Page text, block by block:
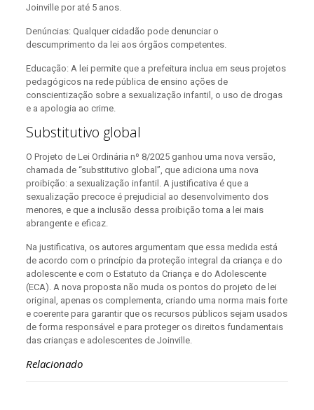
Joinville por até 5 anos.
Denúncias: Qualquer cidadão pode denunciar o
descumprimento da lei aos órgãos competentes.
Educação: A lei permite que a prefeitura inclua em seus projetos
pedagógicos na rede pública de ensino ações de
conscientização sobre a sexualização infantil, o uso de drogas
e a apologia ao crime.
Substitutivo global
O Projeto de Lei Ordinária nº 8/2025 ganhou uma nova versão,
chamada de “substitutivo global”, que adiciona uma nova
proibição: a sexualização infantil. A justificativa é que a
sexualização precoce é prejudicial ao desenvolvimento dos
menores, e que a inclusão dessa proibição torna a lei mais
abrangente e eficaz.
Na justificativa, os autores argumentam que essa medida está
de acordo com o princípio da proteção integral da criança e do
adolescente e com o Estatuto da Criança e do Adolescente
(ECA). A nova proposta não muda os pontos do projeto de lei
original, apenas os complementa, criando uma norma mais forte
e coerente para garantir que os recursos públicos sejam usados
de forma responsável e para proteger os direitos fundamentais
das crianças e adolescentes de Joinville.
Relacionado